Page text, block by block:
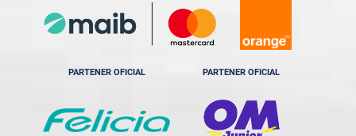
PARTENER OFICIAL PARTENER OFICIAL